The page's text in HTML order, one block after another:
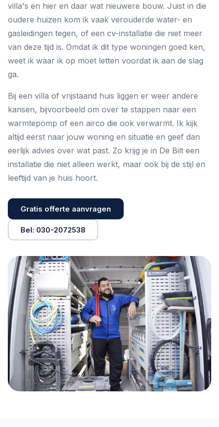
villa's en hier en daar wat nieuwere bouw. Juist in die
oudere huizen kom ik vaak verouderde water- en
gasleidingen tegen, of een cv-installatie die niet meer
van deze tijd is. Omdat ik dit type woningen goed ken,
weet ik waar ik op moet letten voordat ik aan de slag
ga.
Bij een villa of vrijstaand huis liggen er weer andere
kansen, bijvoorbeeld om over te stappen naar een
warmtepomp of een airco die ook verwarmt. Ik kijk
altijd eerst naar jouw woning en situatie en geef dan
eerlijk advies over wat past. Zo krijg je in De Bilt een
installatie die niet alleen werkt, maar ook bij de stijl en
leeftijd van je huis hoort.
Gratis offerte aanvragen
Bel: 030-2072538